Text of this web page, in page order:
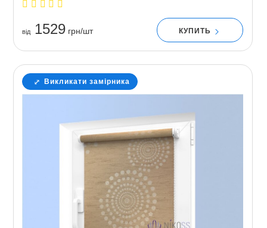
вiд1529грн/шт КУПИТЬ
Викликати замірника